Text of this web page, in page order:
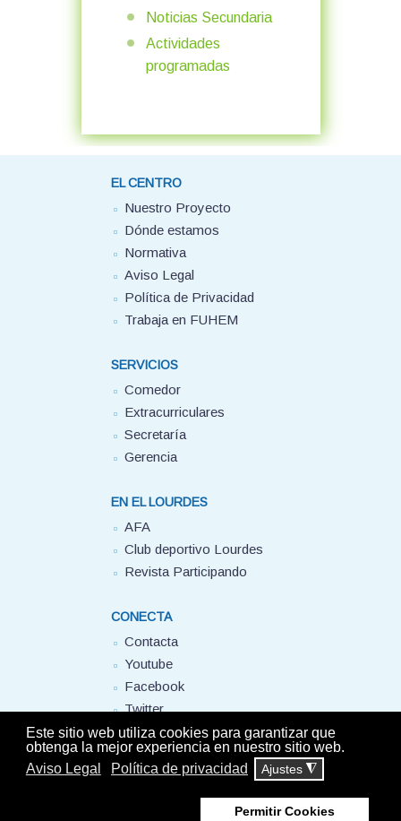
Este sitio web utiliza cookies para garantizar que
obtenga la mejor experiencia en nuestro sitio web.
Aviso Legal
Política de privacidad Ajustes ◮
Permitir Cookies
Noticias Secundaria
Actividades
programadas
EL CENTRO
Nuestro Proyecto
Dónde estamos
Normativa
Aviso Legal
Política de Privacidad
Trabaja en FUHEM
SERVICIOS
Comedor
Extracurriculares
Secretaría
Gerencia
EN EL LOURDES
AFA
Club deportivo Lourdes
Revista Participando
CONECTA
Contacta
Youtube
Facebook
Twitter
FUHEM
Política de privacidad